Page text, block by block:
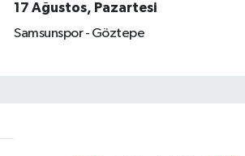
17 Ağustos, Pazartesi
Samsunspor - Göztepe